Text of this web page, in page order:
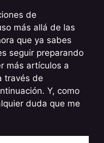
de
más allá de las
que ya sabes
seguir preparando
más artículos a
través de
Y, como
duda que me